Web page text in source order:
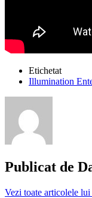
Etichetat
Illumination
Publicat de
Vezi toate articolele